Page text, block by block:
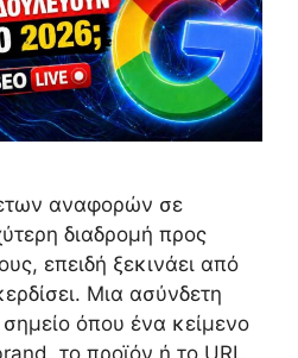
αναφορών σε
διαδρομή προς
επειδή ξεκινάει από
Μια ασύνδετη
όπου ένα κείμενο